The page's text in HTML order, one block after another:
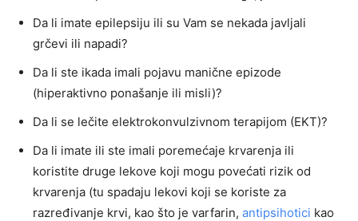
Da li imate epilepsiju ili su Vam se nekada javljali
grčevi ili napadi?
Da li ste ikada imali pojavu manične epizode
(hiperaktivno ponašanje ili misli)?
Da li se lečite elektrokonvulzivnom terapijom (EKT)?
Da li imate ili ste imali poremećaje krvarenja ili
koristite druge lekove koji mogu povećati rizik od
krvarenja (tu spadaju lekovi koji se koriste za
razređivanje krvi, kao što je varfarin, antipsihotici kao